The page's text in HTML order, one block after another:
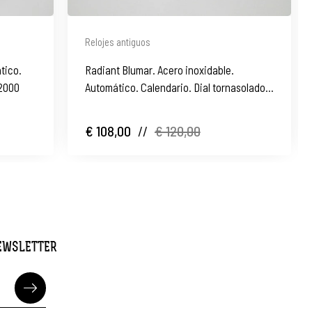
Relojes antiguos
Radiant Blumar. Acero inoxidable.
Automático. Calendario. Dial tornasolado.
€ 108,00 // € 120,00